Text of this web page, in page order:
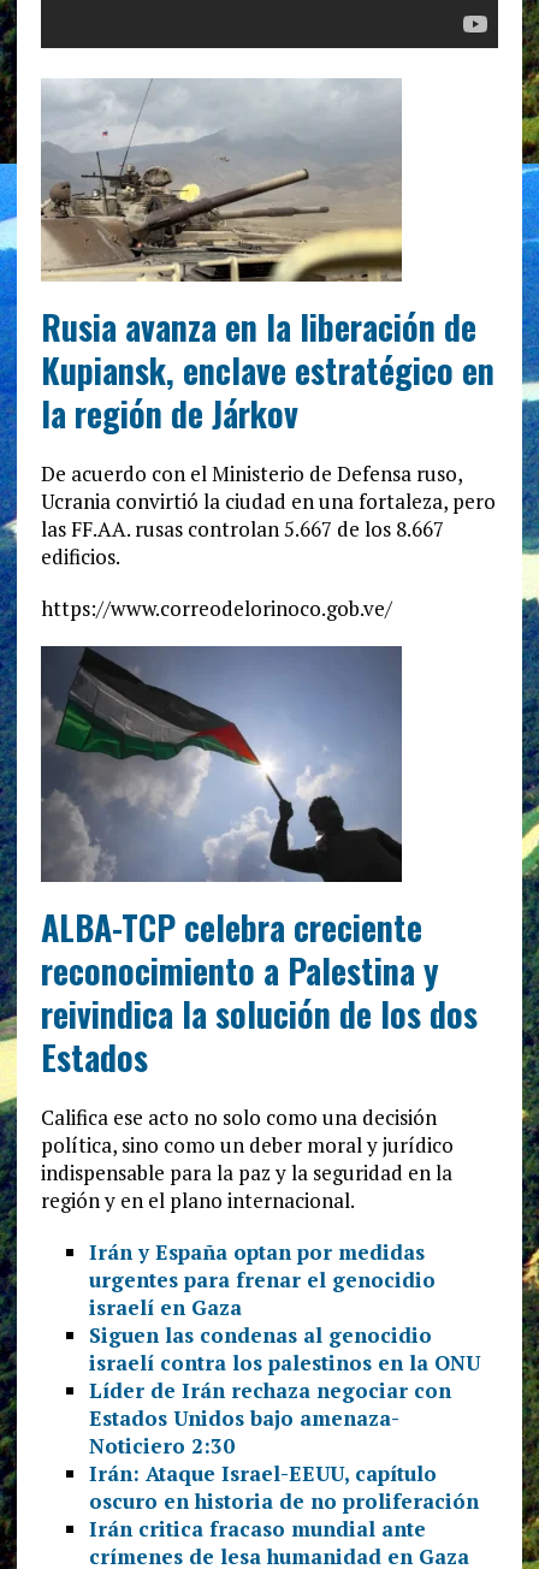
Rusia avanza en la liberación de
Kupiansk, enclave estratégico en
la región de Járkov
De acuerdo con el Ministerio de Defensa ruso,
Ucrania convirtió la ciudad en una fortaleza, pero
las FF.AA. rusas controlan 5.667 de los 8.667
edificios.
https://www.correodelorinoco.gob.ve/
ALBA-TCP celebra creciente
reconocimiento a Palestina y
reivindica la solución de los dos
Estados
Califica ese acto no solo como una decisión
política, sino como un deber moral y jurídico
indispensable para la paz y la seguridad en la
región y en el plano internacional.
Irán y España optan por medidas
urgentes para frenar el genocidio
israelí en Gaza
Siguen las condenas al genocidio
israelí contra los palestinos en la ONU
Líder de Irán rechaza negociar con
Estados Unidos bajo amenaza-
Noticiero 2:30
Irán: Ataque Israel-EEUU, capítulo
oscuro en historia de no proliferación
Irán critica fracaso mundial ante
crímenes de lesa humanidad en Gaza